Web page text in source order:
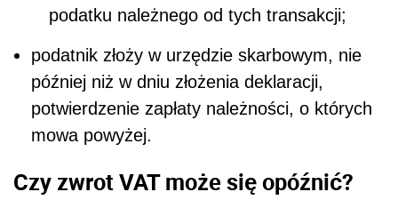
podatku należnego od tych transakcji;
podatnik złoży w urzędzie skarbowym, nie
później niż w dniu złożenia deklaracji,
potwierdzenie zapłaty należności, o których
mowa powyżej.
Czy zwrot VAT może się opóźnić?